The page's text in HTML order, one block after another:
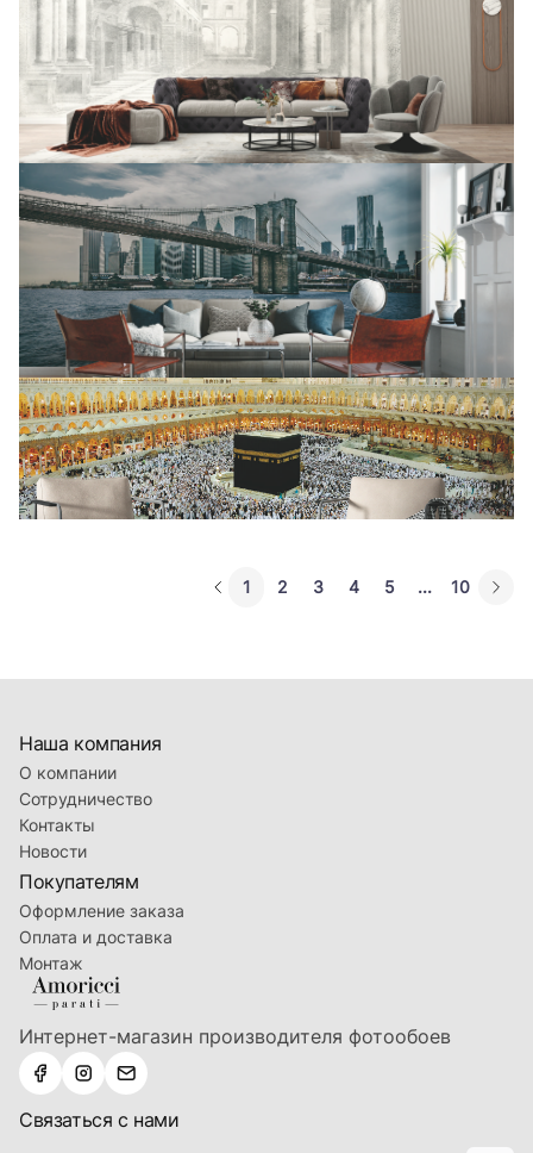
1 2 3 4 5 ... 10
Интернет-магазин производителя фотообоев
Наша компания
О компании
Сотрудничество
Контакты
Новости
Покупателям
Оформление заказа
Оплата и доставка
Монтаж
Связаться с нами